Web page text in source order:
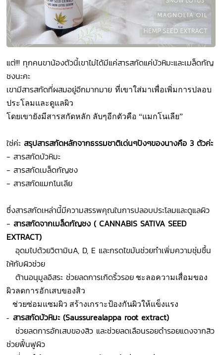
แต่!!! ทุกคนขาน้องตัวนี้เขาไม่ได้มีแค่สารสกัดแค่บัวหิมะและเมล็ดกัญ
ชงนะคะ
เขามีสารสกัดที่ผสมอยู่อีกมากมายที่เขาใส่มาเพื่อเพิ่มการปลอบ
ประโลมและดูแลผิว
โดยเขายังมีสารสกัดหลัก ลับๆอีกตัวคือ “แมกโนเลีย”
ใช่ค่ะสรุปสารสกัดหลักจากธรรมชาติเด่นๆปังๆของนางคือ3ตัวค่ะ
- สารสกัดบัวหิมะ
- สารสกัดเมล็ดกัญชง
- สารสกัดแมกโนเลีย
ซึ่งสารสกัดเหล่านี้มีความสรรพคุณในการปลอบประโลมและดูแลผิว
- สารสกัดจากเมล็ดกัญชง ( CANNABIS SATIVA SEED
EXTRACT)
อุดมไปด้วยวิตามินA, D, E และกรดไขมันช่วยทำเพิ่มความชุ่มชื้น
ให้กับผิวช่วย
ต้านอนุมูลอิสระ ช่วยลดการเกิดริ้วรอย ชะลอความเสื่อมของ
ผิวลดการอักเสบของสิว
ช่วยซ่อมแซมผิว สร้างเกราะป้องกันผิวให้แข็งแรง
-สารสกัดบัวหิมะ (Saussurealappa root extract)
ช่วยลดการอักเสบของสิว และช่วยลดเลือนรอยดำรอยแดงจากสิว
ช่วยฟื้นฟูผิว